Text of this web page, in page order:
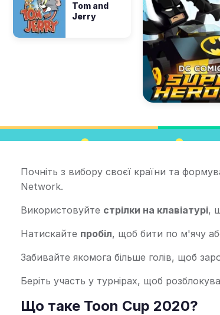
Tom and
Jerry
Почніть з вибору своєї країни та
Network.
Використовуйте стрілки на клавіатурі,
Натискайте пробіл, щоб бити по м'ячу
Забивайте якомога більше голів, щоб
Беріть участь у турнірах, щоб
Що таке Toon Cup 2020?